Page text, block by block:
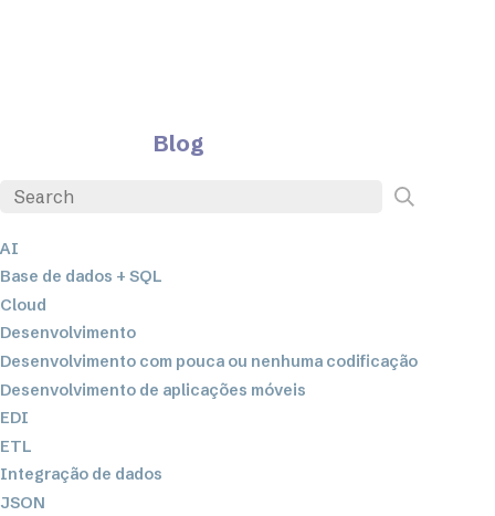
Blog
AI
Base de dados + SQL
Cloud
Desenvolvimento
Desenvolvimento com pouca ou nenhuma codificação
Desenvolvimento de aplicações móveis
EDI
ETL
Integração de dados
JSON